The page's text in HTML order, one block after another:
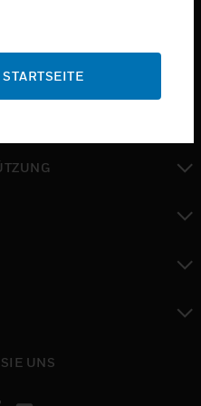
UNS